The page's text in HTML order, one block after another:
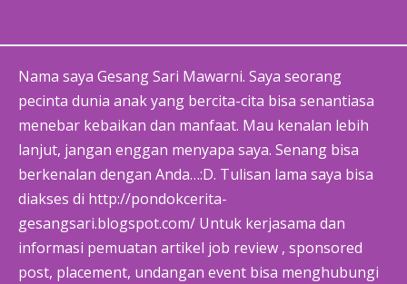
Nama saya Gesang Sari Mawarni. Saya seorang
pecinta dunia anak yang bercita-cita bisa senantiasa
menebar kebaikan dan manfaat. Mau kenalan lebih
lanjut, jangan enggan menyapa saya. Senang bisa
berkenalan dengan Anda…:D. Tulisan lama saya bisa
diakses di http://pondokcerita-
gesangsari.blogspot.com/ Untuk kerjasama dan
informasi pemuatan artikel job review , sponsored
post, placement, undangan event bisa menghubungi